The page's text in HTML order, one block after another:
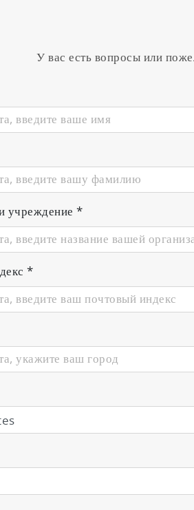
У вас есть вопросы или
учреждение *
*